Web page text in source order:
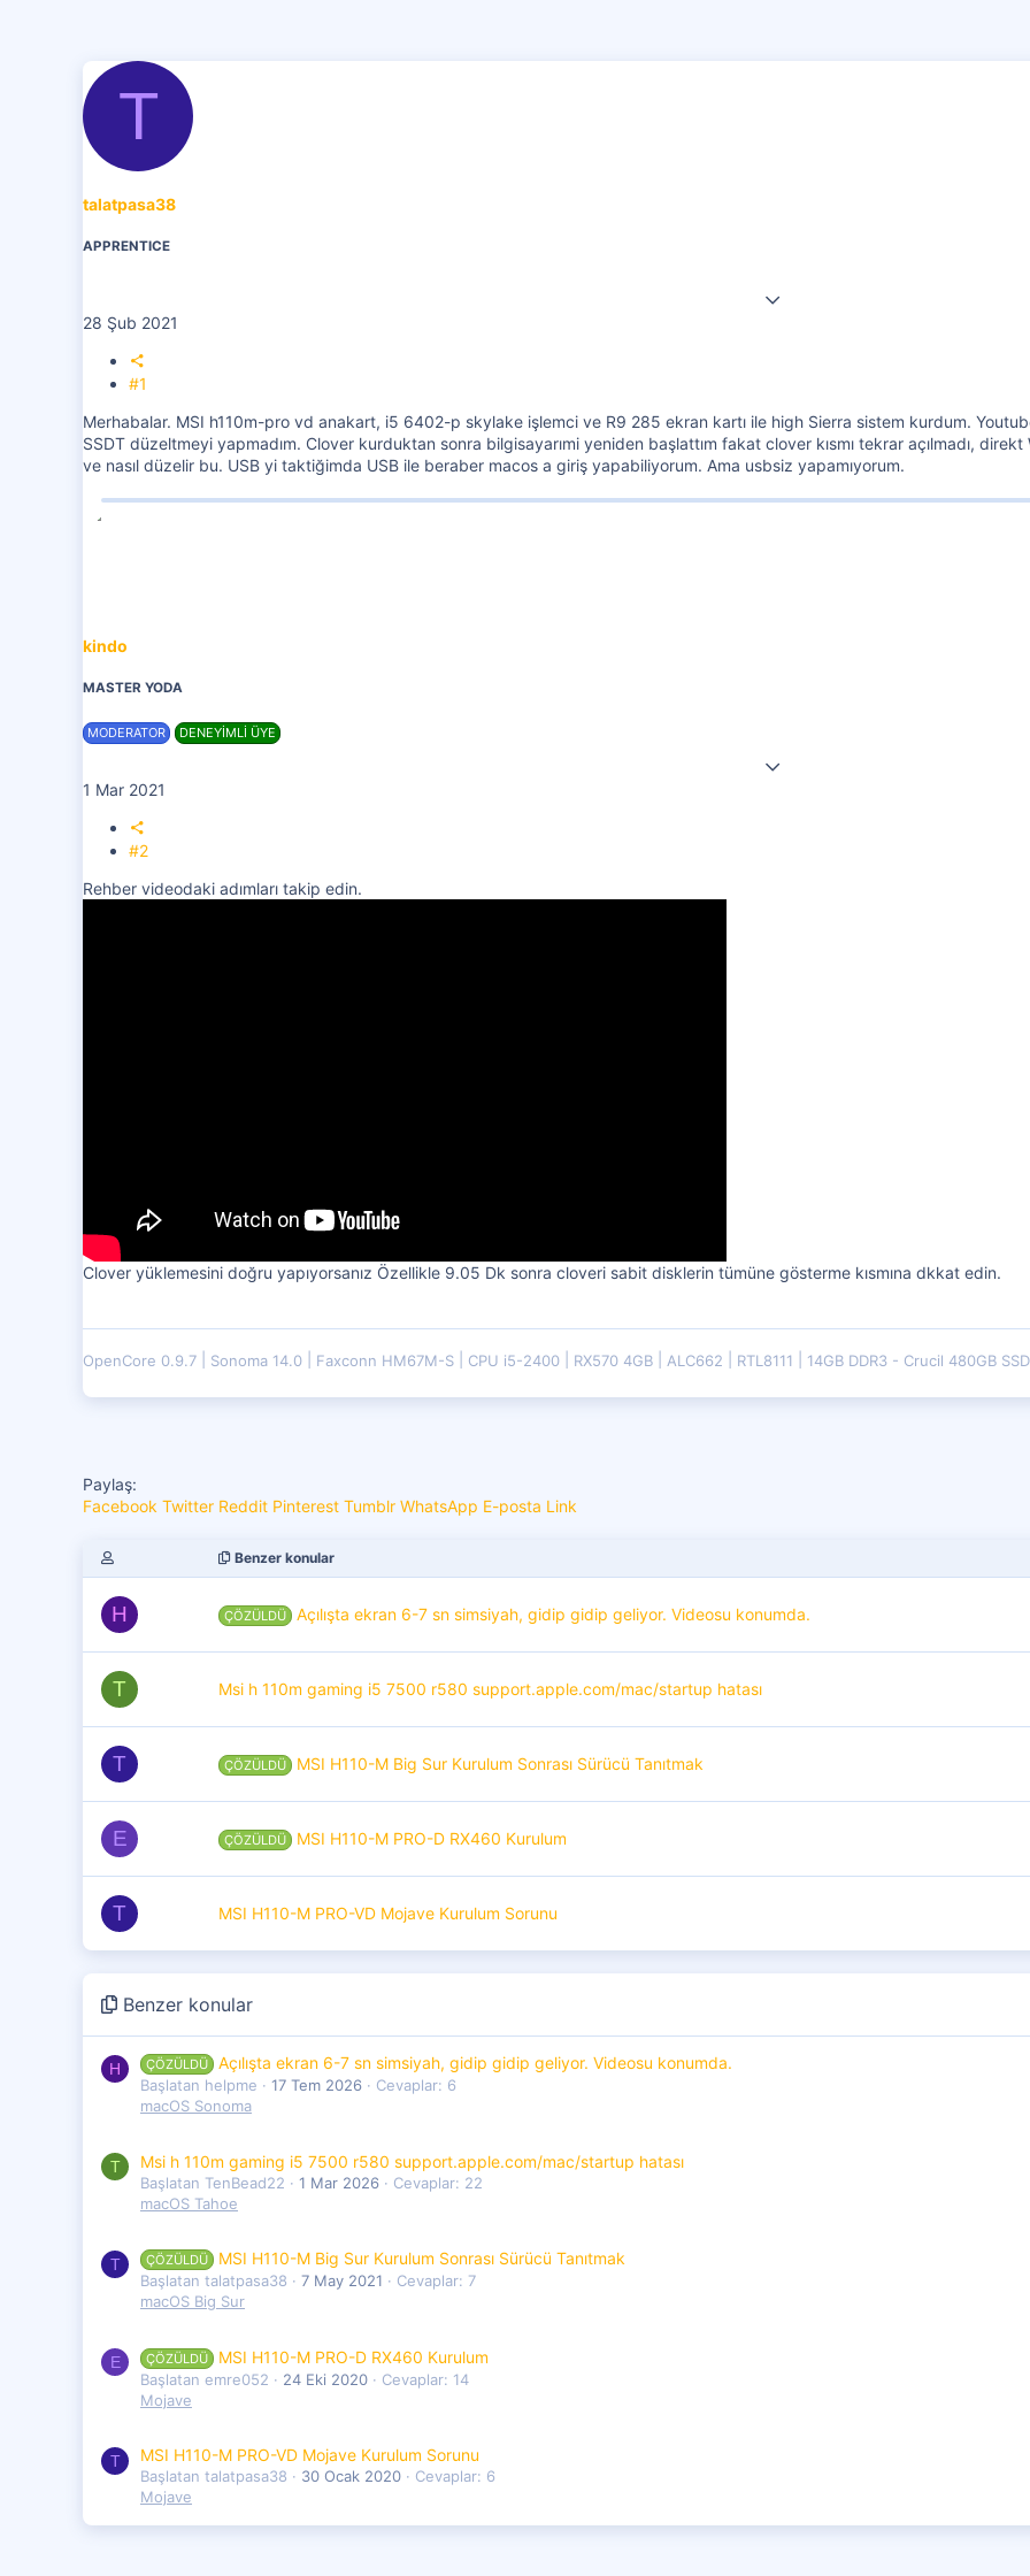
T
talatpasa38
APPRENTICE
28 Şub 2021
#1
Merhabalar. MSI h110m-pro vd anakart, i5 6402-p skylake işlemci ve R9 285 ekran kartı ile high Sierra sistem kurdum.
SSDT düzeltmeyi yapmadım. Clover kurduktan sonra bilgisayarımi yeniden başlattım fakat clover kısmı tekrar açılmadı,
ve nasıl düzelir bu. USB yi taktiğimda USB ile beraber macos a giriş yapabiliyorum. Ama usbsiz yapamıyorum.
kindo
MASTER YODA
MODERATOR DENEYİMLİ ÜYE
1 Mar 2021
#2
Rehber videodaki adımları takip edin.
Clover yüklemesini doğru yapıyorsanız Özellikle 9.05 Dk sonra cloveri sabit disklerin tümüne gösterme kısmına dkkat edin.
OpenCore 0.9.7 Sonoma 14.0 Faxconn HM67M-S CPU i5-2400 RX570 4GB ALC662 RTL8111 14GB DDR3 - Crucil 480GB SSD
Paylaş:
Facebook Twitter Reddit Pinterest Tumblr WhatsApp E-posta Link
Benzer konular
H ÇÖZÜLDÜ Açılışta ekran 6-7 sn simsiyah, gidip gidip geliyor. Videosu konumda.
T Msi h 110m gaming i5 7500 r580 support.apple.com/mac/startup hatası
T ÇÖZÜLDÜ MSI H110-M Big Sur Kurulum Sonrası Sürücü Tanıtmak
E ÇÖZÜLDÜ MSI H110-M PRO-D RX460 Kurulum
T MSI H110-M PRO-VD Mojave Kurulum Sorunu
Benzer konular
H ÇÖZÜLDÜ Açılışta ekran 6-7 sn simsiyah, gidip gidip geliyor. Videosu konumda.
Başlatan helpme 17 Tem 2026
Cevaplar: 6
macOS Sonoma
T Msi h 110m gaming i5 7500 r580 support.apple.com/mac/startup hatası
Başlatan TenBead22 1 Mar 2026
Cevaplar: 22
macOS Tahoe
T ÇÖZÜLDÜ MSI H110-M Big Sur Kurulum Sonrası Sürücü Tanıtmak
Başlatan talatpasa38 7 May 2021
Cevaplar: 7
macOS Big Sur
E ÇÖZÜLDÜ MSI H110-M PRO-D RX460 Kurulum
Başlatan emre052 24 Eki 2020
Cevaplar: 14
Mojave
T MSI H110-M PRO-VD Mojave Kurulum Sorunu
Başlatan talatpasa38 30 Ocak 2020
Cevaplar: 6
Mojave